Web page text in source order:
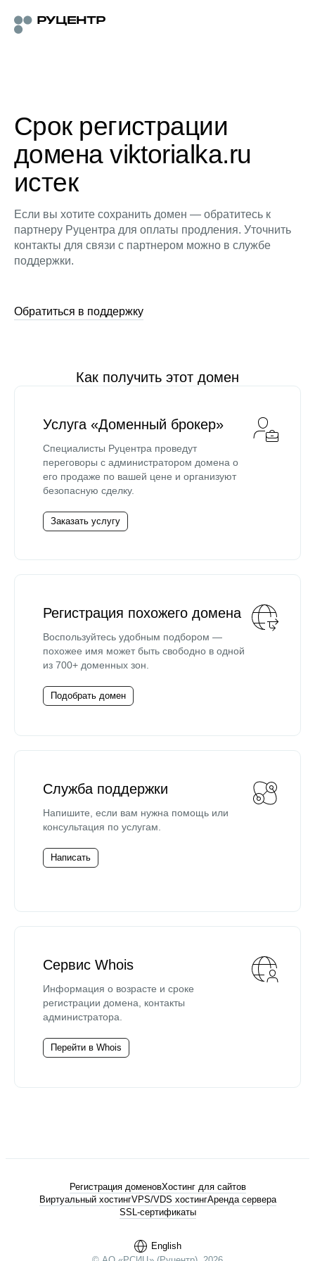
Срок регистрации
домена viktorialka.ru
истек
Если вы хотите сохранить домен — обратитесь к
партнеру Руцентра для оплаты продления. Уточнить
контакты для связи с партнером можно в службе
поддержки.
Обратиться в поддержку
Как получить этот домен
Услуга «Доменный брокер»
Специалисты Руцентра проведут
переговоры с администратором домена о
его продаже по вашей цене и организуют
безопасную сделку.
Заказать услугу
Регистрация похожего домена
Воспользуйтесь удобным подбором —
похожее имя может быть свободно в одной
из 700+ доменных зон.
Подобрать домен
Служба поддержки
Напишите, если вам нужна помощь или
консультация по услугам.
Написать
Сервис Whois
Информация о возрасте и сроке
регистрации домена, контакты
администратора.
Перейти в Whois
English
Регистрация доменовХостинг для сайтов
Виртуальный хостингVPS/VDS хостингАренда сервера
SSL-сертификаты